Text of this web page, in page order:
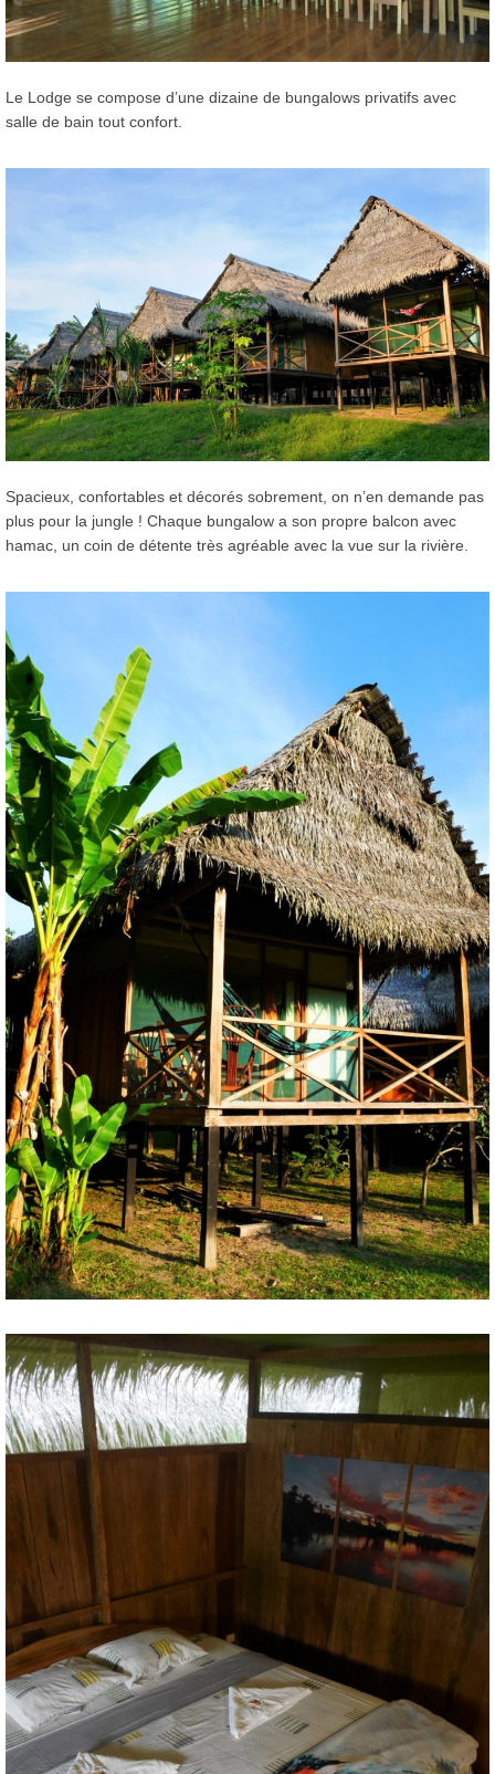
Le Lodge se compose d’une dizaine de bungalows privatifs avec
salle de bain tout confort.
Spacieux, confortables et décorés sobrement, on n’en demande pas
plus pour la jungle ! Chaque bungalow a son propre balcon avec
hamac, un coin de détente très agréable avec la vue sur la rivière.